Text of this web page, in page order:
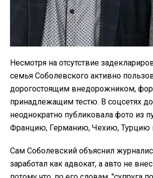
Несмотря на отсутствие
семья Соболевского активно
дорогостоящим внедорожником,
принадлежащим тестю. В соцсетях
неоднократно публиковала фото из
Францию, Германию, Чехию, Турцию
Сам Соболевский объяснил
заработал как адвокат, а авто не